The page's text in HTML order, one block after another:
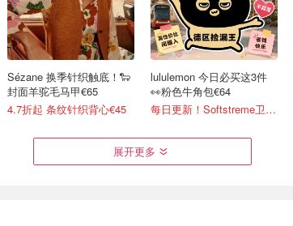
Sézane 换季针织触底！🐑
封面羊驼毛马甲€65
4.7折起 条纹针织背心€45
lululemon 今日必买这3件
👀粉色牛角包€64
每日更新！Softstreme卫衣半价
展开更多